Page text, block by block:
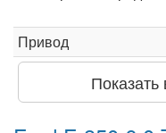
Привод
Показать